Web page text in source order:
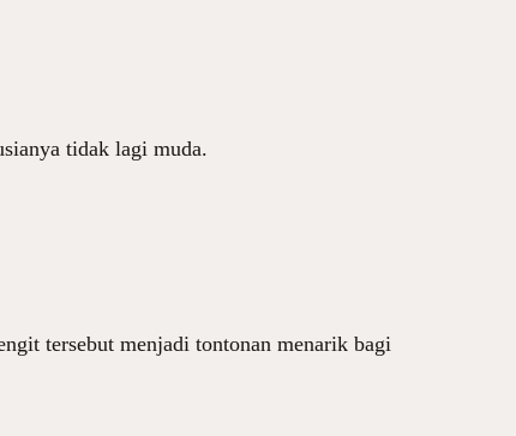
tidak lagi muda.
tersebut menjadi tontonan menarik bagi